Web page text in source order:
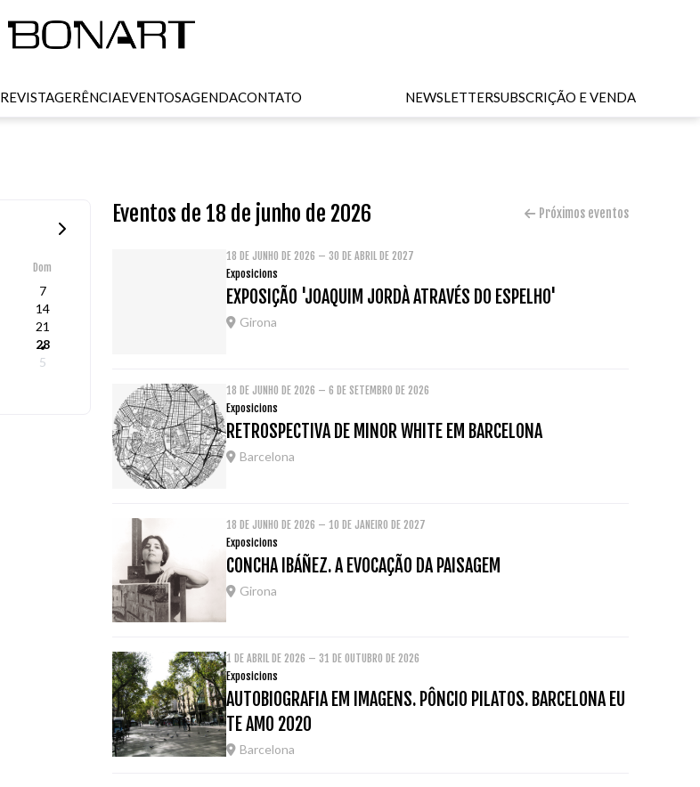
REVISTAGERÊNCIAEVENTOSAGENDACONTATO NEWSLETTERSUBSCRIÇÃO E VENDA
Dom
7
14
21
28
5
Eventos de 18 de junho de 2026 Próximos eventos
18 DE JUNHO DE 2026 – 30 DE ABRIL DE 2027
Exposicions
EXPOSIÇÃO 'JOAQUIM JORDÀ ATRAVÉS DO ESPELHO'
Girona
18 DE JUNHO DE 2026 – 6 DE SETEMBRO DE 2026
Exposicions
RETROSPECTIVA DE MINOR WHITE EM BARCELONA
Barcelona
18 DE JUNHO DE 2026 – 10 DE JANEIRO DE 2027
Exposicions
CONCHA IBÁÑEZ. A EVOCAÇÃO DA PAISAGEM
Girona
1 DE ABRIL DE 2026 – 31 DE OUTUBRO DE 2026
Exposicions
AUTOBIOGRAFIA EM IMAGENS. PÔNCIO PILATOS. BARCELONA EU
TE AMO 2020
Barcelona